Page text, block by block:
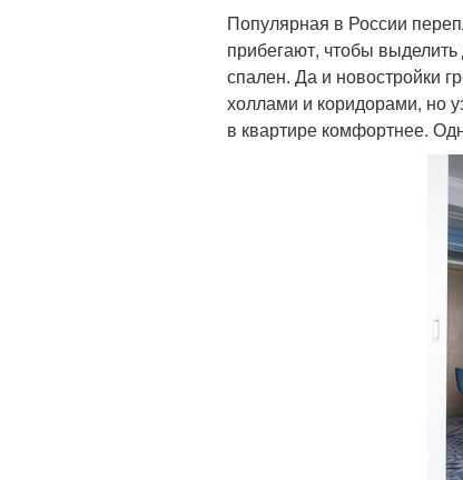
Популярная в России
прибегают, чтобы
спален. Да и новостройки
холлами и коридорами, но
в квартире комфортнее.